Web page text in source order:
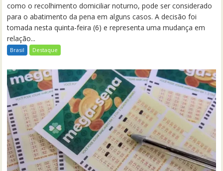
como o recolhimento domiciliar noturno, pode ser considerado
para o abatimento da pena em alguns casos. A decisão foi
tomada nesta quinta-feira (6) e representa uma mudança em
relação...
Brasil Destaque